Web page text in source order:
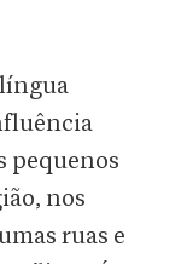
pequenos
nos
ruas e